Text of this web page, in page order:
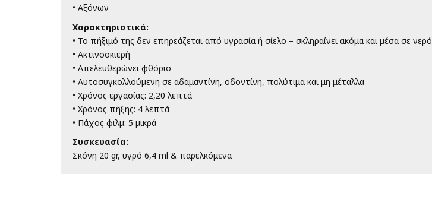
• Αξόνων
Χαρακτηριστικά:
• Το πήξιμό της δεν επηρεάζεται από υγρασία ή σίελο – σκληραίνει ακόμα και μέσα σε νερό
• Ακτινοσκιερή
• Απελευθερώνει φθόριο
• Αυτοσυγκολλούμενη σε αδαμαντίνη, οδοντίνη, πολύτιμα και μη μέταλλα
• Χρόνος εργασίας: 2,20 λεπτά
• Χρόνος πήξης: 4 λεπτά
• Πάχος φιλμ: 5 μικρά
Συσκευασία:
Σκόνη 20 gr, υγρό 6,4 ml & παρελκόμενα